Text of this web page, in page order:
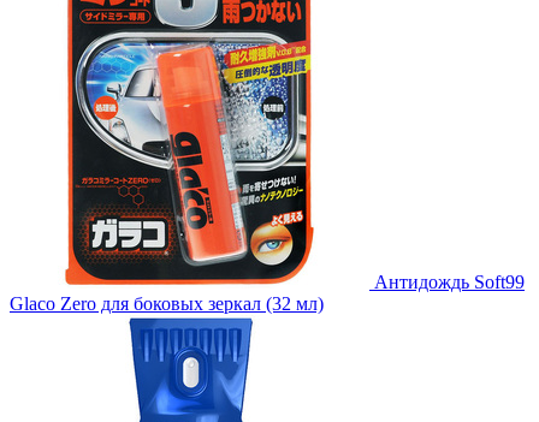
Антидождь Soft99
Glaco Zero для боковых зеркал (32 мл)